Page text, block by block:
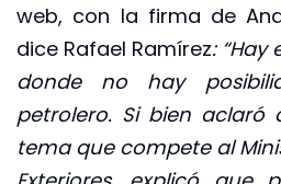
web, con la firma de
dice Rafael Ramírez: “Hay
donde no hay
petrolero. Si bien
tema que compete al